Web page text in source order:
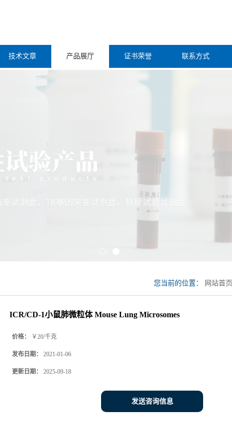
技术文章 产品展厅 证书荣誉 联系方式
您当前的位置： 网站首页
ICR/CD-1小鼠肺微粒体 Mouse Lung Microsomes
价格： ￥20/千克
发布日期： 2021-01-06
更新日期： 2025-09-18
发送咨询信息